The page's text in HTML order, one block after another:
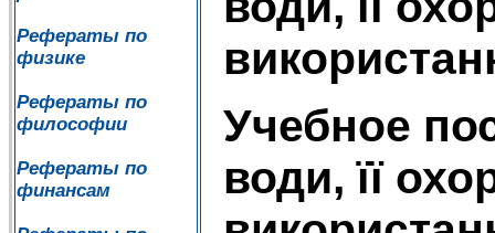
Рефераты по
физике
Рефераты по
философии
Рефераты по
финансам
Учебное
води, її